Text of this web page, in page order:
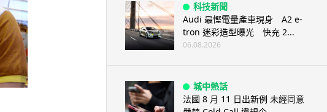
科技新聞
Audi 最慳電量產車現身 A2 e-
tron 迷彩造型曝光 快充 2...
06.08.2026
城中熱話
法國 8 月 11 日出新例 未經同意